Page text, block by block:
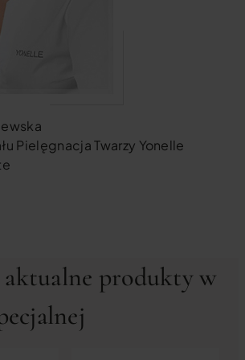
Pielęgnacja Twarzy Yonelle
aktualne produkty w